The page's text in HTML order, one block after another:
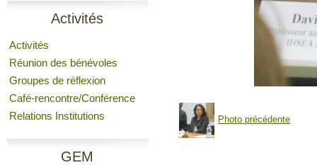
Activités
Activités
Réunion des bénévoles
Groupes de réflexion
Café-rencontre/Conférence
Relations Institutions
GEM
Photo précédente